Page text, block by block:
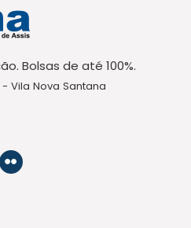
Bolsas de até 100%.
- Vila Nova Santana